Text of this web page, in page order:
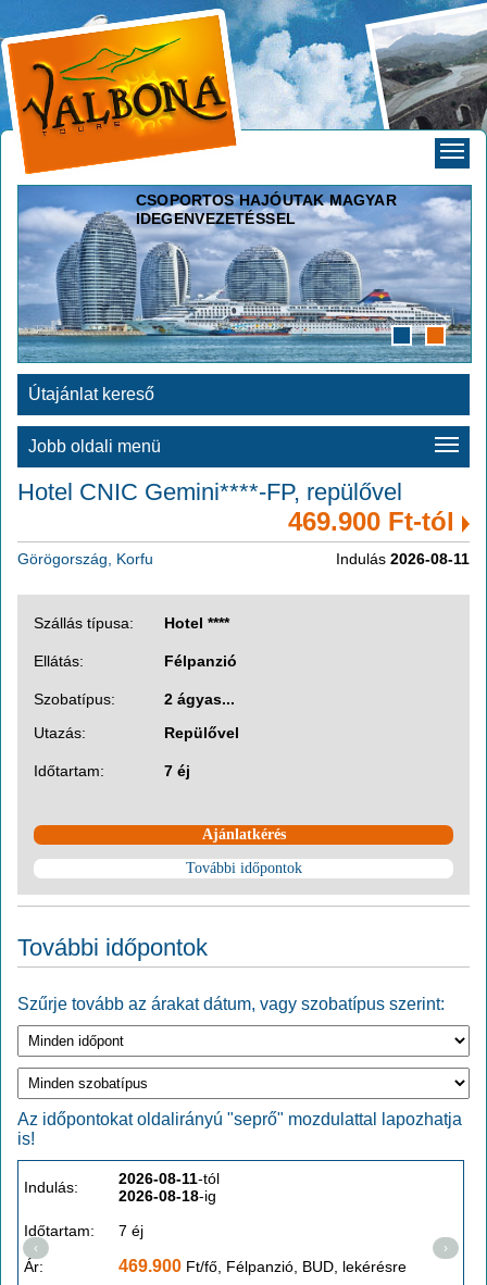
CSOPORTOS HAJÓUTAK MAGYAR
IDEGENVEZETÉSSEL
Útajánlat kereső
Jobb oldali menü
Hotel CNIC Gemini****-FP, repülővel
469.900 Ft-tól
Görögország, Korfu Indulás 2026-08-11
Szállás típusa: Hotel ****
Ellátás: Félpanzió
Szobatípus:
2 ágyas...
Utazás:
Repülővel
Időtartam: 7 éj
Ajánlatkérés
További időpontok
További időpontok
Szűrje tovább az árakat dátum, vagy szobatípus szerint:
Az időpontokat oldalirányú "seprő" mozdulattal lapozhatja
is!
Indulás: 2026-08-11-tól
2026-08-18-ig
Időtartam:
7 éj
Ár: 469.900 Ft/fő, Félpanzió, BUD, lekérésre
‹ ›